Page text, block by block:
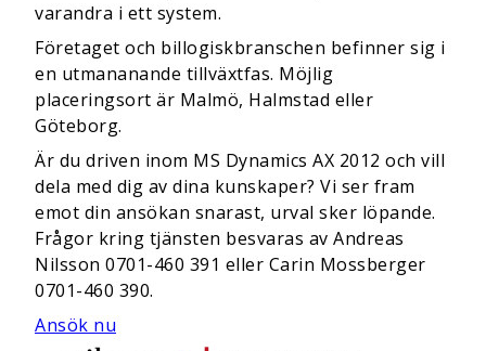
varandra i ett system.
Företaget och billogiskbranschen befinner sig i
en utmananande tillväxtfas. Möjlig
placeringsort är Malmö, Halmstad eller
Göteborg.
Är du driven inom MS Dynamics AX 2012 och vill
dela med dig av dina kunskaper? Vi ser fram
emot din ansökan snarast, urval sker löpande.
Frågor kring tjänsten besvaras av Andreas
Nilsson 0701-460 391 eller Carin Mossberger
0701-460 390.
Ansök nu